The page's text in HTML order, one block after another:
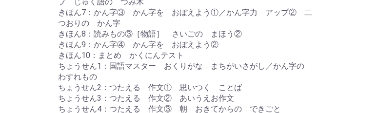
きほん7：かん字③ かん字を おぼえよう①／かん字力 アップ② 二
つおりの かん字
きほん8：読みもの③［物語］ さいごの まほう②
きほん9：かん字④ かん字を おぼえよう②
きほん10：まとめ かくにんテスト
ちょうせん1：国語マスター おくりがな まちがいさがし／かん字の
わすれもの
ちょうせん2：つたえる 作文① 思いつく ことば
ちょうせん3：つたえる 作文② あいうえお作文
ちょうせん4：つたえる 作文③ 朝 おきてからの できごと